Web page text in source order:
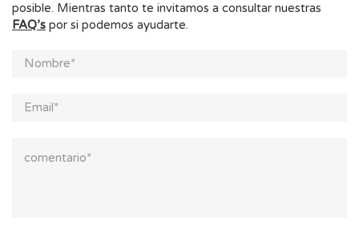
posible. Mientras tanto te invitamos a consultar nuestras
FAQ’s por si podemos ayudarte.